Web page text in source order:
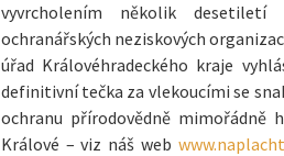
vyvrcholením několik
ochranářských neziskových
úřad Královéhradeckého kraje
definitivní tečka za vlekoucími se
ochranu přírodovědně mimořádně
Králové – viz náš web